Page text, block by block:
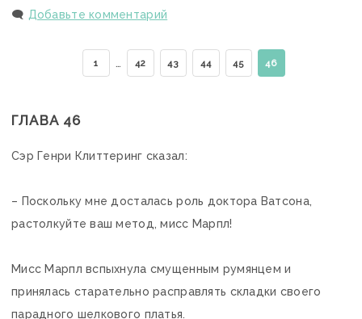
🗨️ Добавьте комментарий
1 … 42 43 44 45 46
ГЛАВА 46
Сэр Генри Клиттеринг сказал:
– Поскольку мне досталась роль доктора Ватсона,
растолкуйте ваш метод, мисс Марпл!
Мисс Марпл вспыхнула смущенным румянцем и
принялась старательно расправлять складки своего
парадного шелкового платья.